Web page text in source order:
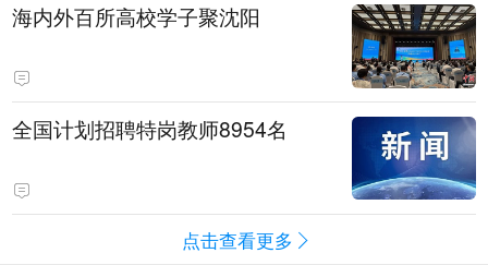
海内外百所高校学子聚沈阳
全国计划招聘特岗教师8954名
点击查看更多